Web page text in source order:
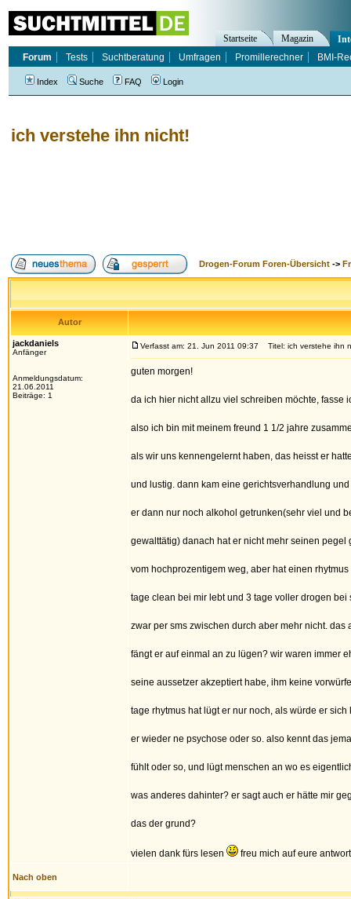
ich verstehe ihn nicht!
Drogen-Forum Foren-Übersicht ->
Autor
jackdaniels
Anfänger
Anmeldungsdatum:
21.06.2011
Beiträge: 1
Verfasst am: 21. Jun 2011 09:37 Titel: ich verstehe ihn
guten morgen!
da ich hier nicht allzu viel schreiben möchte, fasse
also ich bin mit meinem freund 1 1/2 jahre
als wir uns kennengelernt haben, das heisst er
und lustig. dann kam eine gerichtsverhandlung
er dann nur noch alkohol getrunken(sehr viel und
gewalttätig) danach hat er nicht mehr seinen pegel
vom hochprozentigem weg, aber hat einen
tage clean bei mir lebt und 3 tage voller drogen
zwar per sms zwischen durch aber mehr nicht.
fängt er auf einmal an zu lügen? wir waren immer
seine aussetzer akzeptiert habe, ihm keine
tage rhytmus hat lügt er nur noch, als würde er
er wieder ne psychose oder so. also kennt das
fühlt oder so, und lügt menschen an wo es
was anderes dahinter? er sagt auch er hätte mir
das der grund?
vielen dank fürs lesen freu mich auf eure
Nach oben
Startseite Magazin
Forum
Tests Suchtberatung Umfragen Promillerechner BMI-
Index Suche FAQ Login